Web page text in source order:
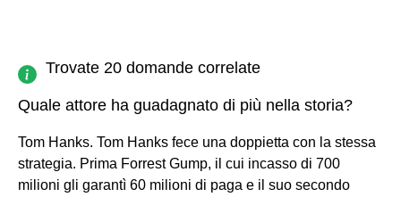
Trovate 20 domande correlate
Quale attore ha guadagnato di più nella storia?
Tom Hanks. Tom Hanks fece una doppietta con la stessa
strategia. Prima Forrest Gump, il cui incasso di 700
milioni gli garantì 60 milioni di paga e il suo secondo